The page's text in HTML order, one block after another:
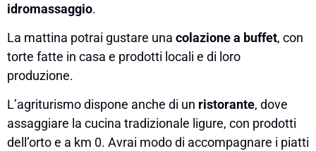
idromassaggio.
La mattina potrai gustare una colazione a buffet, con
torte fatte in casa e prodotti locali e di loro
produzione.
L’agriturismo dispone anche di un ristorante, dove
assaggiare la cucina tradizionale ligure, con prodotti
dell’orto e a km 0. Avrai modo di accompagnare i piatti